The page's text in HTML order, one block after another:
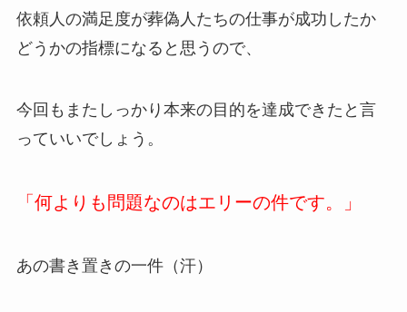
依頼人の満足度が葬偽人たちの仕事が成功したか
どうかの指標になると思うので、
今回もまたしっかり本来の目的を達成できたと言
っていいでしょう。
「何よりも問題なのはエリーの件です。」
あの書き置きの一件（汗）